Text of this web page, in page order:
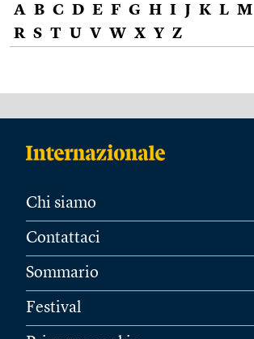
A B C D E F G H I J K L M
R S T U V W X Y Z
Chi siamo
Contattaci
Sommario
Festival